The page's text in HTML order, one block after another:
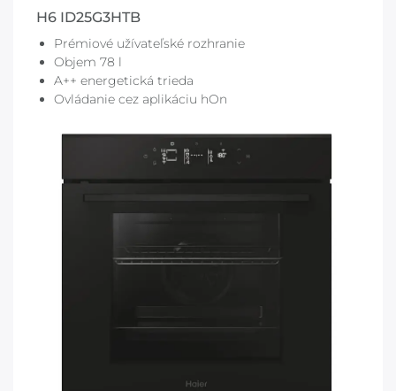
H6 ID25G3HTB
Prémiové užívateľské rozhranie
Objem 78 l
A++ energetická trieda
Ovládanie cez aplikáciu hOn